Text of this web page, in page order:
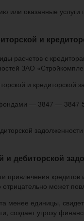
или оказанные
и
расчетов с
ЗАО
и кредиторской
— 3847 — 3847
и дебиторской
привлечения
может
менее единицы,
создает угрозу